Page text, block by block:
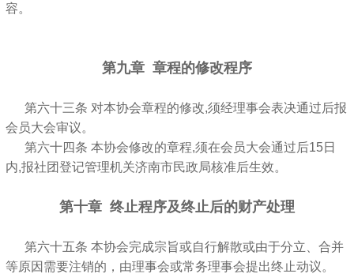
容。
第九章 章程的修改程序
第六十三条 对本协会章程的修改,须经理事会表决通过后报
会员大会审议。
第六十四条 本协会修改的章程,须在会员大会通过后15日
内,报社团登记管理机关济南市民政局核准后生效。
第十章 终止程序及终止后的财产处理
第六十五条 本协会完成宗旨或自行解散或由于分立、合并
等原因需要注销的，由理事会或常务理事会提出终止动议。